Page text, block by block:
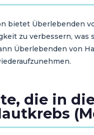
Überlebenden
zu verbessern,
Überlebenden von
die in